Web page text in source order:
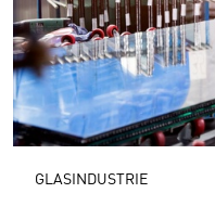
GLASINDUSTRIE